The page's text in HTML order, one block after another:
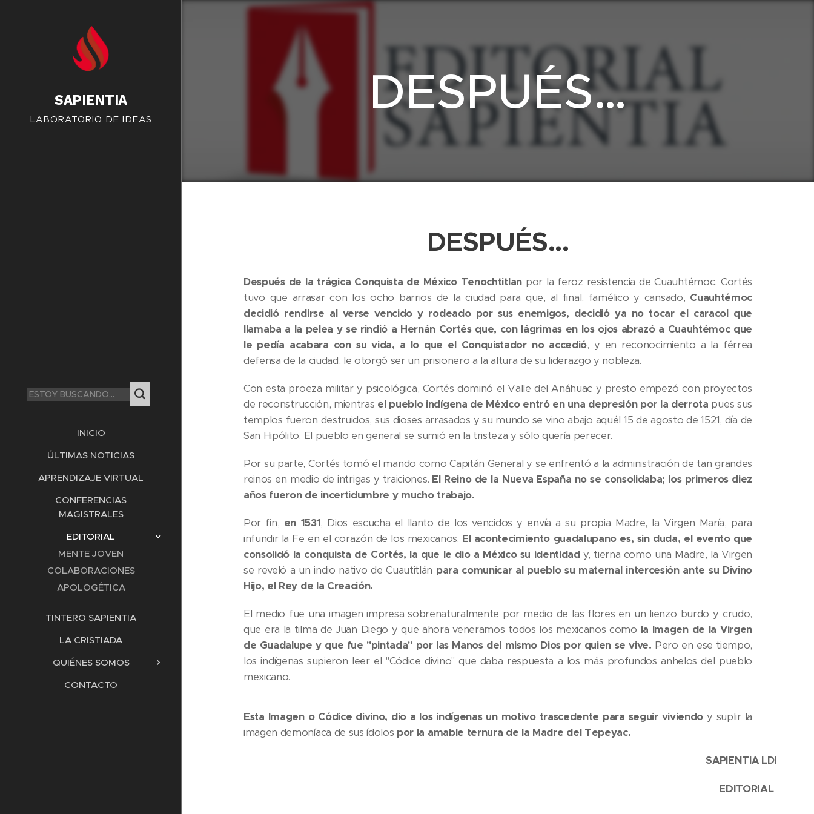
SAPIENTIA
LABORATORIO DE IDEAS
INICIO
ÚLTIMAS NOTICIAS
APRENDIZAJE VIRTUAL
CONFERENCIAS
MAGISTRALES
EDITORIAL
MENTE JOVEN
COLABORACIONES
APOLOGÉTICA
TINTERO SAPIENTIA
LA CRISTIADA
QUIÉNES SOMOS
CONTACTO
DESPUÉS…
DESPUÉS...
Después de la trágica Conquista de México Tenochtitlanpor la feroz resistencia de Cuauhtémoc, Cortés
tuvo que arrasar con los ocho barrios de la ciudad para que, al final, famélico y cansado, Cuauhtémoc
decidió rendirse al verse vencido y rodeado por sus enemigos, decidió ya no tocar el caracol que
llamaba a la pelea y se rindió a Hernán Cortés que, con lágrimas en los ojos abrazó a Cuauhtémoc que
le pedía acabara con su vida, a lo que el Conquistador no accedió, y en reconocimiento a la férrea
defensa de la ciudad, le otorgó ser un prisionero a la altura de su liderazgo y nobleza.
Con esta proeza militar y psicológica, Cortés dominó el Valle del Anáhuac y presto empezó con proyectos
de reconstrucción, mientras el pueblo indígena de México entró en una depresión por la derrota pues sus
templos fueron destruidos, sus dioses arrasados y su mundo se vino abajo aquél 15 de agosto de 1521, día de
San Hipólito. El pueblo en general se sumió en la tristeza y sólo quería perecer.
Por su parte, Cortés tomó el mando como Capitán General y se enfrentó a la administración de tan grandes
reinos en medio de intrigas y traiciones. El Reino de la Nueva España no se consolidaba; los primeros diez
años fueron de incertidumbre y mucho trabajo.
Por fin, en 1531, Dios escucha el llanto de los vencidos y envía a su propia Madre, la Virgen María, para
infundir la Fe en el corazón de los mexicanos. El acontecimiento guadalupano es, sin duda, el evento que
consolidó la conquista de Cortés, la que le dio a México su identidady, tierna como una Madre, la Virgen
se reveló a un indio nativo de Cuautitlán para comunicar al pueblo su maternal intercesión ante su Divino
Hijo, el Rey de la Creación.
El medio fue una imagen impresa sobrenaturalmente por medio de las flores en un lienzo burdo y crudo,
que era la tilma de Juan Diego y que ahora veneramos todos los mexicanos como la Imagen de la Virgen
de Guadalupe y que fue "pintada" por las Manos del mismo Dios por quien se vive. Pero en ese tiempo,
los indígenas supieron leer el "Códice divino" que daba respuesta a los más profundos anhelos del pueblo
mexicano.
Esta Imagen o Códice divino, dio a los indígenas un motivo trascedente para seguir viviendo y suplir la
imagen demoníaca de sus ídolos por la amable ternura de la Madre del Tepeyac.
SAPIENTIA LDI
EDITORIAL